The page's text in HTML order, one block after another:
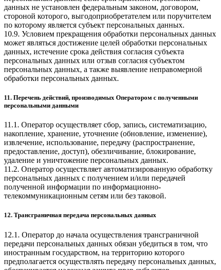
данных не установлен федеральным законом, договором,
стороной которого, выгодоприобретателем или поручителем
по которому является субъект персональных данных.
10.9. Условием прекращения обработки персональных данных
может являться достижение целей обработки персональных
данных, истечение срока действия согласия субъекта
персональных данных или отзыв согласия субъектом
персональных данных, а также выявление неправомерной
обработки персональных данных.
11. Перечень действий, производимых Оператором с полученными
персональными данными
11.1. Оператор осуществляет сбор, запись, систематизацию,
накопление, хранение, уточнение (обновление, изменение),
извлечение, использование, передачу (распространение,
предоставление, доступ), обезличивание, блокирование,
удаление и уничтожение персональных данных.
11.2. Оператор осуществляет автоматизированную обработку
персональных данных с получением и/или передачей
полученной информации по информационно-
телекоммуникационным сетям или без таковой.
12. Трансграничная передача персональных данных
12.1. Оператор до начала осуществления трансграничной
передачи персональных данных обязан убедиться в том, что
иностранным государством, на территорию которого
предполагается осуществлять передачу персональных данных,